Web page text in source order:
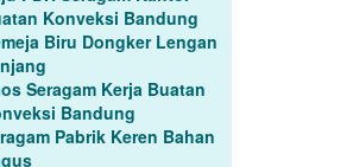
Konveksi Bandung
Biru Dongker Lengan
Seragam Kerja Buatan
Bandung
Pabrik Keren Bahan